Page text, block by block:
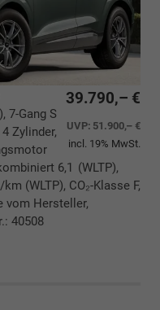
39.790,– €
UVP: 51.900,– €
incl. 19% MwSt.
7-Gang S
Zylinder,
6,1 (WLTP),
(WLTP), CO₂-Klasse F,
vom Hersteller,
40508